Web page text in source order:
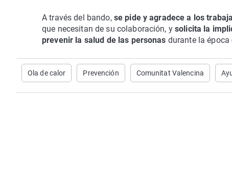
A través del bando, se pide y agradece a los
que necesitan de su colaboración, ysolicita la
prevenir la salud de las personas durante la época
Ola de calor Prevención Comunitat Valencina